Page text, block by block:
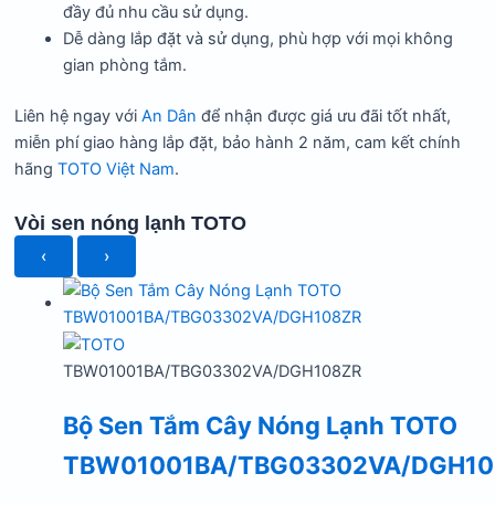
đầy đủ nhu cầu sử dụng.
Dễ dàng lắp đặt và sử dụng, phù hợp với mọi không
gian phòng tắm.
Liên hệ ngay vớiAn Dân để nhận được giá ưu đãi tốt nhất,
miễn phí giao hàng lắp đặt, bảo hành 2 năm, cam kết chính
hãngTOTO Việt Nam.
Vòi sen nóng lạnh TOTO
‹ ›
TBW01001BA/TBG03302VA/DGH108ZR
Bộ Sen Tắm Cây Nóng Lạnh TOTO
TBW01001BA/TBG03302VA/